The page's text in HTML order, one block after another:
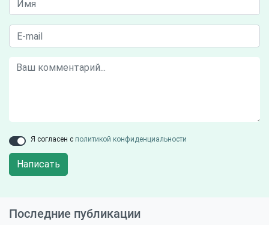
Я согласен с политикой конфиденциальности
Написать
Последние публикации